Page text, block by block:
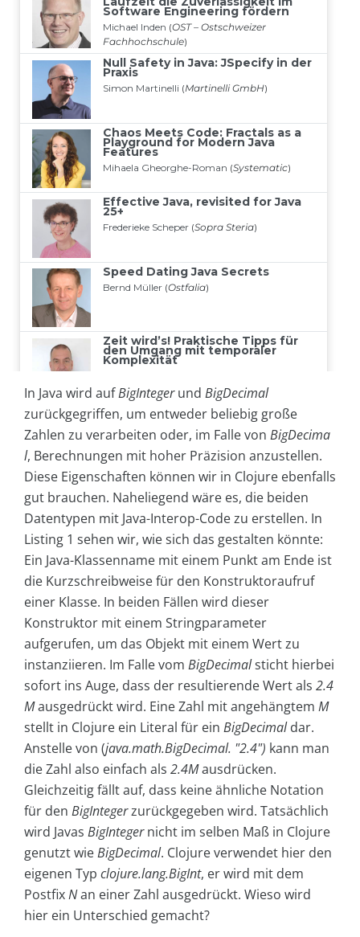
In Java wird aufBigIntegerund BigDecimal
zurückgegriffen, um entweder beliebig große
Zahlen zu verarbeiten oder, im Falle von BigDecima
l, Berechnungen mit hoher Präzision anzustellen.
Diese Eigenschaften können wir in Clojure ebenfalls
gut brauchen. Naheliegend wäre es, die beiden
Datentypen mit Java-Interop-Code zu erstellen. In
Listing 1 sehen wir, wie sich das gestalten könnte:
Ein Java-Klassenname mit einem Punkt am Ende ist
die Kurzschreibweise für den Konstruktoraufruf
einer Klasse. In beiden Fällen wird dieser
Konstruktor mit einem Stringparameter
aufgerufen, um das Objekt mit einem Wert zu
instanziieren. Im Falle vom BigDecimalsticht hierbei
sofort ins Auge, dass der resultierende Wert als 2.4
Mausgedrückt wird. Eine Zahl mit angehängtem M
stellt in Clojure ein Literal für ein BigDecimaldar.
Anstelle von (java.math.BigDecimal. "2.4") kann man
die Zahl also einfach als 2.4Mausdrücken.
Gleichzeitig fällt auf, dass keine ähnliche Notation
für den BigIntegerzurückgegeben wird. Tatsächlich
wird Javas BigIntegernicht im selben Maß in Clojure
genutzt wieBigDecimal. Clojure verwendet hier den
eigenen Typ clojure.lang.BigInt, er wird mit dem
PostfixNan einer Zahl ausgedrückt. Wieso wird
hier ein Unterschied gemacht?